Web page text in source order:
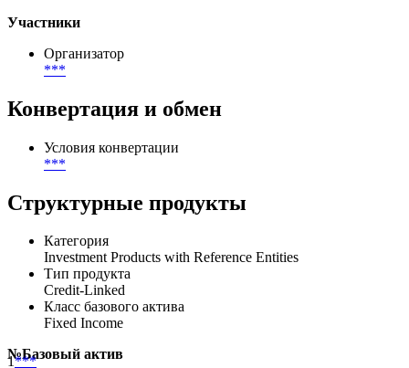
Участники
Организатор
***
Конвертация и обмен
Условия конвертации
***
Структурные продукты
Категория
Investment Products with Reference Entities
Тип продукта
Credit-Linked
Класс базового актива
Fixed Income
№Базовый актив
1***